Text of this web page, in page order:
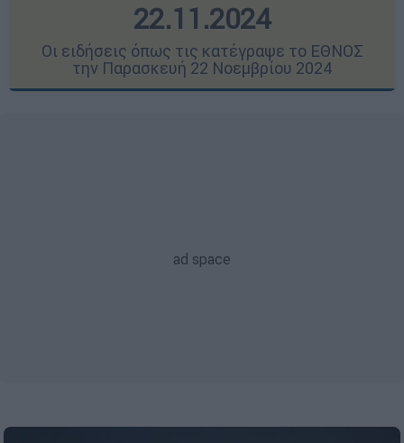
22.11.2024
Οι ειδήσεις όπως τις κατέγραψε το ΕΘΝΟΣ
την Παρασκευή 22 Νοεμβρίου 2024